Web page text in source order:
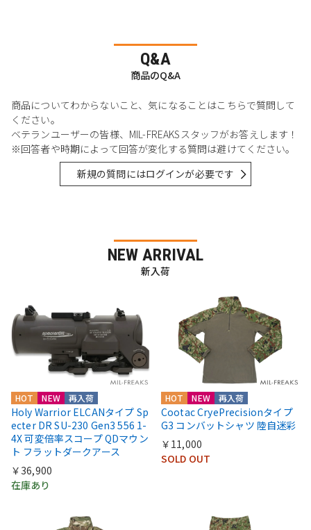
Q&A
商品のQ&A
商品についてわからないこと、気になることはこちらで質問して
ください。
ベテランユーザーの皆様、MIL-FREAKSスタッフがお答えします！
※回答者や時期によって回答が変化する質問は避けてください。
新規の質問にはログインが必要です
NEW ARRIVAL
新入荷
HOT NEW 再入荷
Holy Warrior ELCANタイプ Sp
ecter DR SU-230 Gen3 556 1-
4X 可変倍率スコープ QDマウン
ト フラットダークアース
￥36,900
在庫あり
HOT NEW 再入荷
Cootac CryePrecisionタイプ
G3 コンバットシャツ 陸自迷彩
￥11,000
SOLD OUT